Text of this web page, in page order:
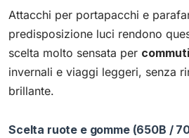
Attacchi per portapacchi e
predisposizione luci rendono
scelta molto sensata per
invernali e viaggi leggeri, senza
brillante.
Scelta ruote e gomme (650B /